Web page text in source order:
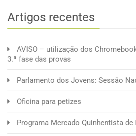
Artigos recentes
AVISO – utilização dos
3.ª fase das provas
Parlamento dos Jovens: Sessão
Oficina para petizes
Programa Mercado Quinhentista